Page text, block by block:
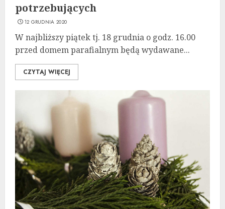
potrzebujących
12 GRUDNIA 2020
W najbliższy piątek tj. 18 grudnia o godz. 16.00
przed domem parafialnym będą wydawane...
CZYTAJ WIĘCEJ